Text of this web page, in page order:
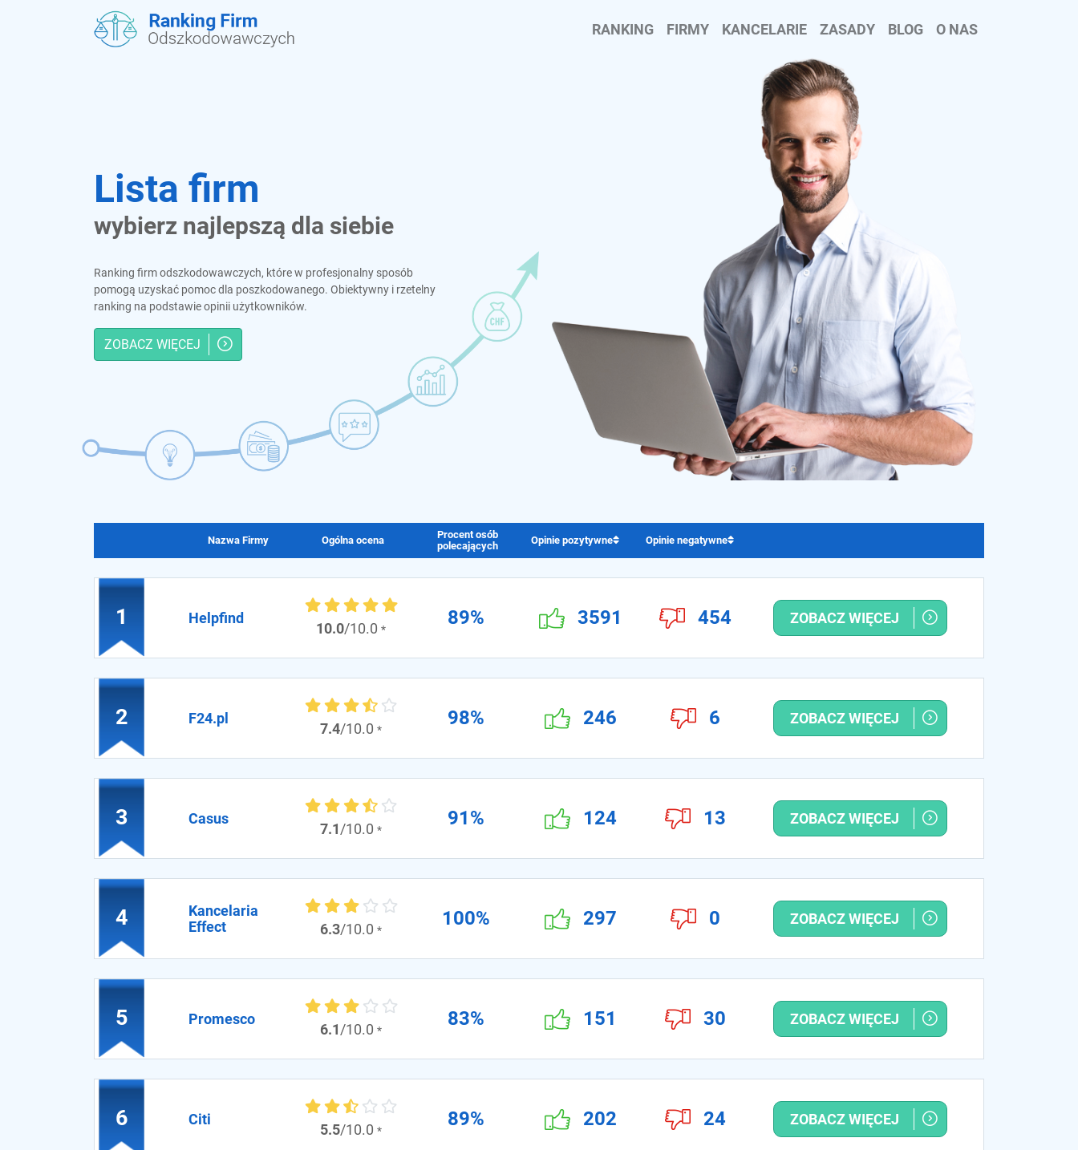
RANKING FIRMY KANCELARIE ZASADY BLOG O NAS
Lista firm
wybierz najlepszą dla siebie
Ranking firm odszkodowawczych, które w profesjonalny sposób
pomogą uzyskać pomoc dla poszkodowanego. Obiektywny i rzetelny
ranking na podstawie opinii użytkowników.
ZOBACZ WIĘCEJ
Nazwa Firmy Ogólna ocena
Procent osób
polecających
Opinie pozytywne Opinie negatywne
1 Helpfind
10.0/10.0 *
89% 3591 454 ZOBACZ WIĘCEJ
2 F24.pl
7.4/10.0 *
98% 246 6 ZOBACZ WIĘCEJ
3 Casus
7.1/10.0 *
91% 124 13 ZOBACZ WIĘCEJ
4
Kancelaria
Effect
6.3/10.0 *
100% 297 0 ZOBACZ WIĘCEJ
5 Promesco
6.1/10.0 *
83% 151 30 ZOBACZ WIĘCEJ
6 Citi
5.5/10.0 *
89% 202 24 ZOBACZ WIĘCEJ